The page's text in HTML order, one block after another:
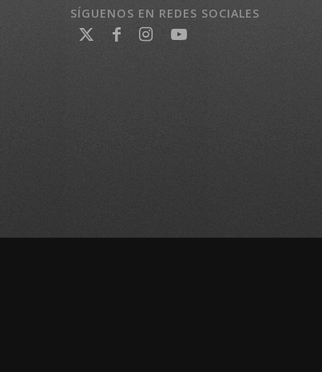
SÍGUENOS EN REDES SOCIALES